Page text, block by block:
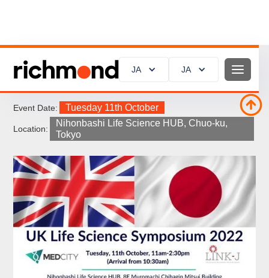
JA JA
Event Date: Tuesday 11th October
Location:
Nihonbashi Life Science HUB, Chuo-ku,
Tokyo